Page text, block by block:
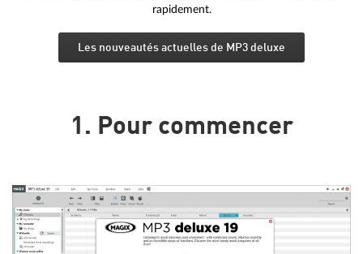
rapidement.
Les nouveautés actuelles de MP3 deluxe
1. Pour commencer